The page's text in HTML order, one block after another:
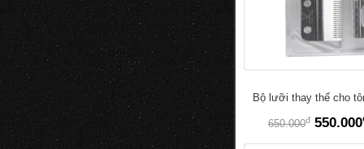
Bộ lưỡi thay thế cho
650.000đ 550.000